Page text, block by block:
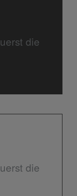
die
die